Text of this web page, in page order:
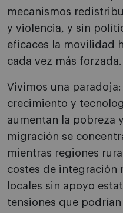
mecanismos
y violencia, y sin
eficaces la movilidad
cada vez más forzada.
Vivimos una
crecimiento y
aumentan la pobreza
migración se
mientras regiones
costes de integración
locales sin apoyo
tensiones que